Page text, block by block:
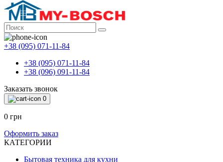
+38 (095) 071-11-84
+38 (095) 071-11-84
+38 (096) 091-11-84
Заказать звонок
0
0 грн
Оформить заказ
КАТЕГОРИИ
Бытовая техника для кухни